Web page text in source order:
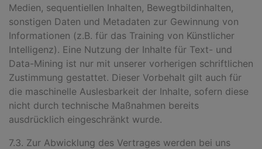
Medien, sequentiellen Inhalten, Bewegtbildinhalten,
sonstigen Daten und Metadaten zur Gewinnung von
Informationen (z.B. für das Training von Künstlicher
Intelligenz). Eine Nutzung der Inhalte für Text- und
Data-Mining ist nur mit unserer vorherigen schriftlichen
Zustimmung gestattet. Dieser Vorbehalt gilt auch für
die maschinelle Auslesbarkeit der Inhalte, sofern diese
nicht durch technische Maßnahmen bereits
ausdrücklich eingeschränkt wurde.
7.3. Zur Abwicklung des Vertrages werden bei uns